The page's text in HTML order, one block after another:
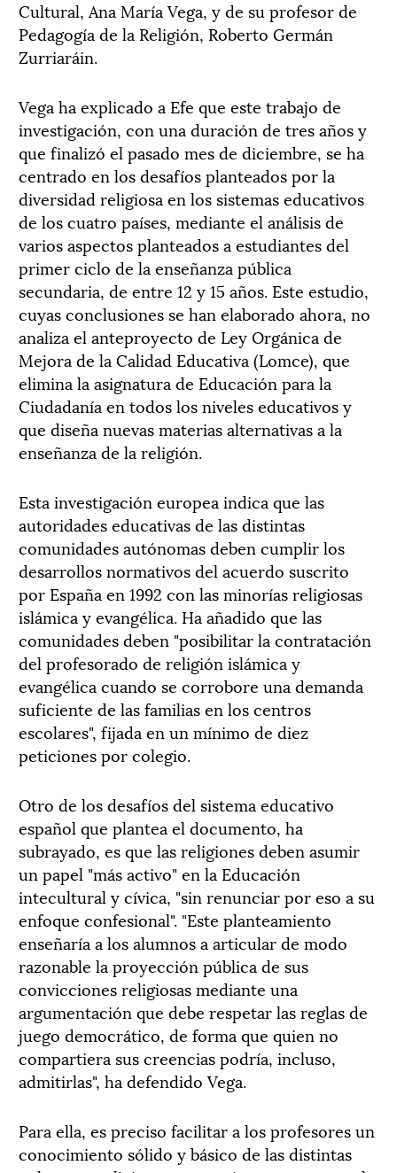
Cultural, Ana María Vega, y de su profesor de
Pedagogía de la Religión, Roberto Germán
Zurriaráin.
Vega ha explicado a Efe que este trabajo de
investigación, con una duración de tres años y
que finalizó el pasado mes de diciembre, se ha
centrado en los desafíos planteados por la
diversidad religiosa en los sistemas educativos
de los cuatro países, mediante el análisis de
varios aspectos planteados a estudiantes del
primer ciclo de la enseñanza pública
secundaria, de entre 12 y 15 años. Este estudio,
cuyas conclusiones se han elaborado ahora, no
analiza el anteproyecto de Ley Orgánica de
Mejora de la Calidad Educativa (Lomce), que
elimina la asignatura de Educación para la
Ciudadanía en todos los niveles educativos y
que diseña nuevas materias alternativas a la
enseñanza de la religión.
Esta investigación europea indica que las
autoridades educativas de las distintas
comunidades autónomas deben cumplir los
desarrollos normativos del acuerdo suscrito
por España en 1992 con las minorías religiosas
islámica y evangélica. Ha añadido que las
comunidades deben "posibilitar la contratación
del profesorado de religión islámica y
evangélica cuando se corrobore una demanda
suficiente de las familias en los centros
escolares", fijada en un mínimo de diez
peticiones por colegio.
Otro de los desafíos del sistema educativo
español que plantea el documento, ha
subrayado, es que las religiones deben asumir
un papel "más activo" en la Educación
intecultural y cívica, "sin renunciar por eso a su
enfoque confesional". "Este planteamiento
enseñaría a los alumnos a articular de modo
razonable la proyección pública de sus
convicciones religiosas mediante una
argumentación que debe respetar las reglas de
juego democrático, de forma que quien no
compartiera sus creencias podría, incluso,
admitirlas", ha defendido Vega.
Para ella, es preciso facilitar a los profesores un
conocimiento sólido y básico de las distintas